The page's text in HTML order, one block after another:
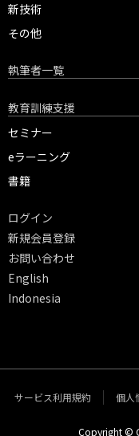
新技術
その他
執筆者一覧
教育訓練支援
セミナー
eラーニング
書籍
ログイン
新規会員登録
お問い合わせ
English
Indonesia
サービス利用規約 個人
Copyright ©